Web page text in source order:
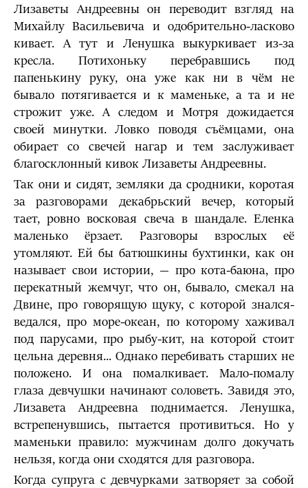
Лизаветы Андреевны он переводит взгляд на
Михайлу Васильевича и одобрительно-ласково
кивает. А тут и Ленушка выкуркивает из-за
кресла. Потихоньку перебравшись под
папенькину руку, она уже как ни в чём не
бывало потягивается и к маменьке, а та и не
строжит уже. А следом и Мотря дожидается
своей минутки. Ловко поводя съёмцами, она
обирает со свечей нагар и тем заслуживает
благосклонный кивок Лизаветы Андреевны.
Так они и сидят, земляки да сродники, коротая
за разговорами декабрьский вечер, который
тает, ровно восковая свеча в шандале. Еленка
маленько ёрзает. Разговоры взрослых её
утомляют. Ей бы батюшкины бухтинки, как он
называет свои истории, — про кота-баюна, про
перекатный жемчуг, что он, бывало, смекал на
Двине, про говорящую щуку, с которой знался-
ведался, про море-океан, по которому хаживал
под парусами, про рыбу-кит, на которой стоит
цельна деревня... Однако перебивать старших не
положено. И она помалкивает. Мало-помалу
глаза девчушки начинают соловеть. Завидя это,
Лизавета Андреевна поднимается. Ленушка,
встрепенувшись, пытается противиться. Но у
маменьки правило: мужчинам долго докучать
нельзя, когда они сходятся для разговора.
Когда супруга с девчурками затворяет за собой